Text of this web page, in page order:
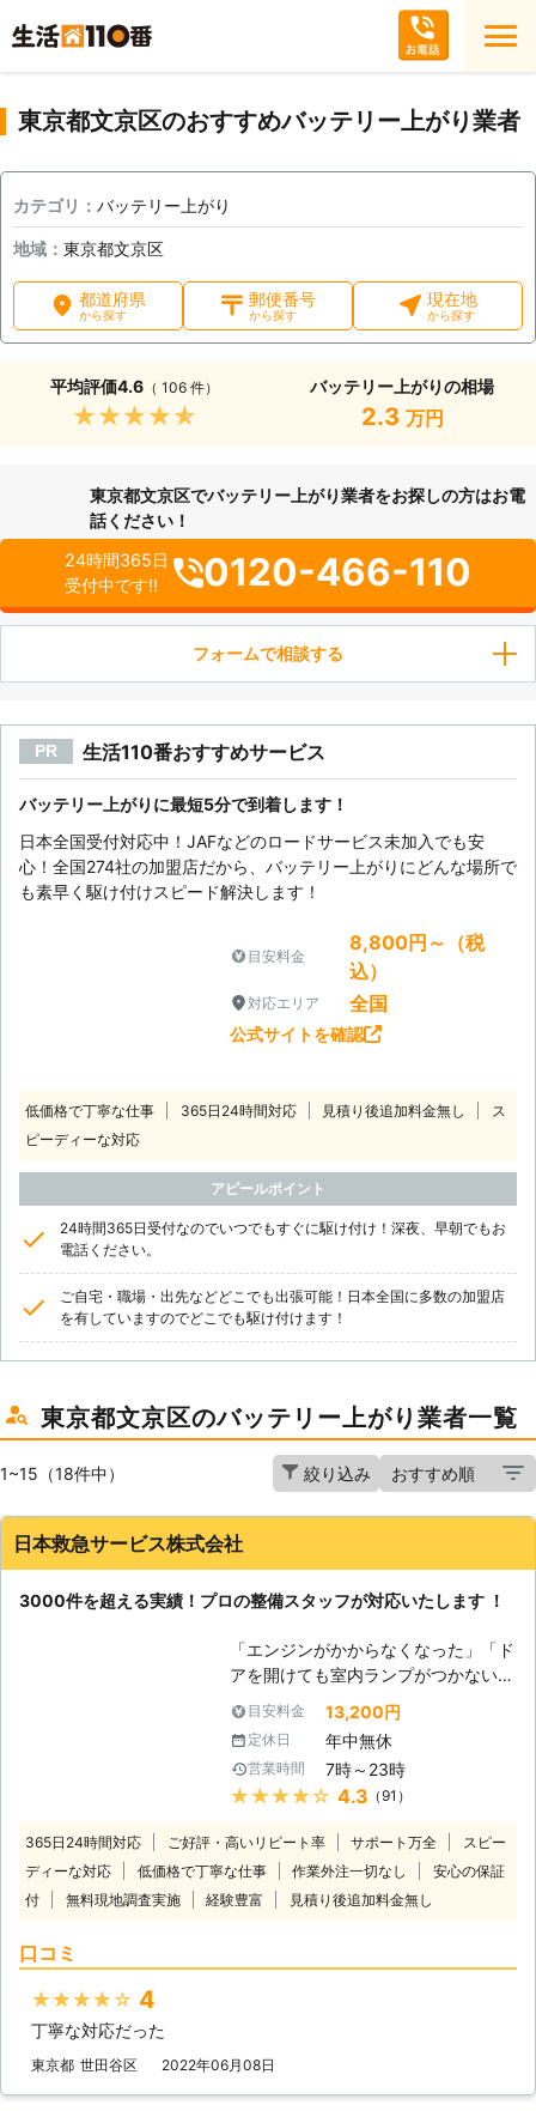
東京都文京区のおすすめバッテリー上がり業者
カテゴリ： バッテリー上がり
地域： 東京都文京区
都道府県
から探す
郵便番号
から探す
現在地
から探す
平均評価4.6（ 106 件）
★★★★★
バッテリー上がりの相場
2.3 万円
東京都文京区でバッテリー上がり業者をお探しの方はお電
話ください！
24時間365日
受付中です!!
0120-466-110
フォームで相談する
PR 生活110番おすすめサービス
バッテリー上がりに最短5分で到着します！
日本全国受付対応中！JAFなどのロードサービス未加入でも安
心！全国274社の加盟店だから、バッテリー上がりにどんな場所で
も素早く駆け付けスピード解決します！
目安料金
8,800円～（税
込）
対応エリア 全国
公式サイトを確認
低価格で丁寧な仕事 365日24時間対応 見積り後追加料金無し
ス
ピーディーな対応
アピールポイント
24時間365日受付なのでいつでもすぐに駆け付け！深夜、早朝でもお
電話ください。
ご自宅・職場・出先などどこでも出張可能！日本全国に多数の加盟店
を有していますのでどこでも駆け付けます！
東京都文京区のバッテリー上がり業者一覧
1~15（18件中） 絞り込み
日本救急サービス株式会社
3000件を超える実績！プロの整備スタッフが対応いたします ！
「エンジンがかからなくなった」「ド
アを開けても室内ランプがつかない」
バッテリーが上がってしまうと車にこ
のような症状があらわれます。 普段
は動いていた車が突然動かなくなって
は大変困りますし、慣れていない方は
パニックにもなりますよね。 ヒリつ
たらいいのか判断に迷うことと思いま
す。 そんな時には、日本救急サービ
ス(株)までご連絡ください。お客様の
うえで、バッテリー上がりの原因や車
開始いたします。 お見積り後の追加
料金は発生しませんのでご安心くださ
目安料金 13,200円
定休日 年中無休
営業時間 7時～23時
★★★★★ 4.3 （91）
365日24時間対応 ご好評・高いリピート率 サポート万全
スピー
ディーな対応
低価格で丁寧な仕事 作業外注一切なし
安心の保証
付
無料現地調査実施 経験豊富 見積り後追加料金無し
口コミ
★★★★★ 4
丁寧な対応だった
東京都 世田谷区 2022年06月08日